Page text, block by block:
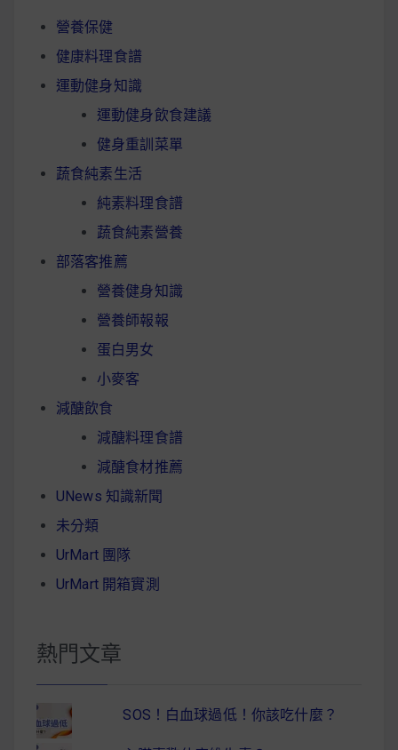
營養保健
健康料理食譜
運動健身知識
運動健身飲食建議
健身重訓菜單
蔬食純素生活
純素料理食譜
蔬食純素營養
部落客推薦
營養健身知識
營養師報報
蛋白男女
小麥客
減醣飲食
減醣料理食譜
減醣食材推薦
UNews 知識新聞
未分類
UrMart 團隊
UrMart 開箱實測
熱門文章
SOS！白血球過低！你該吃什麼？